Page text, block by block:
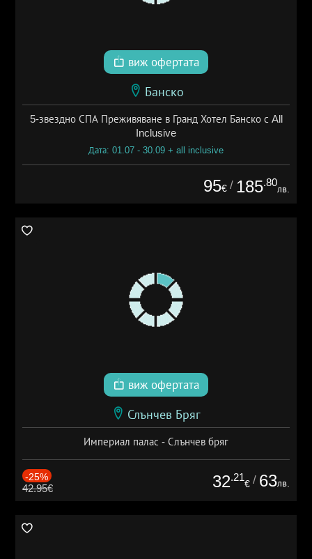
виж офертата
Банско
5-звездно СПА Преживяване в Гранд Хотел Банско с All
Inclusive
Дата: 01.07 - 30.09 + all inclusive
95€ / 185.80
лв.
виж офертата
Слънчев Бряг
Империал палас - Слънчев бряг
-25%
42.95€ 32.21
€ / 63лв.